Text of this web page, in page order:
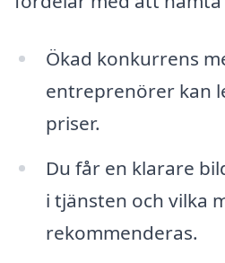
Ökad konkurrens
entreprenörer kan
priser.
Du får en klarare
i tjänsten och vilka
rekommenderas.